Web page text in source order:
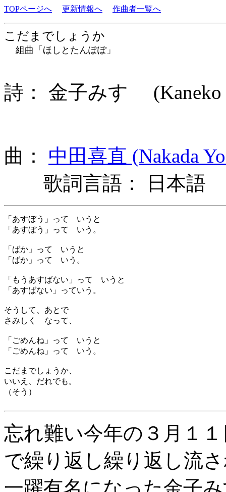
TOPページへ 更新情報へ 作曲者一覧へ
こだまでしょうか
組曲「ほしとたんぽぽ」
詩： 金子みすゞ
曲： 中田喜直 (Nakada
歌詞言語： 日本語
「あすぼう」って いうと
「あすぼう」って いう。
「ばか」って いうと
「ばか」って いう。
「もうあすばない」って いうと
「あすばない」っていう。
そうして、あとで
さみしく なって、
「ごめんね」って いうと
「ごめんね」って いう。
こだまでしょうか、
いいえ、だれでも。
（そう）
忘れ難い今年の３月１
で繰り返し繰り返し流